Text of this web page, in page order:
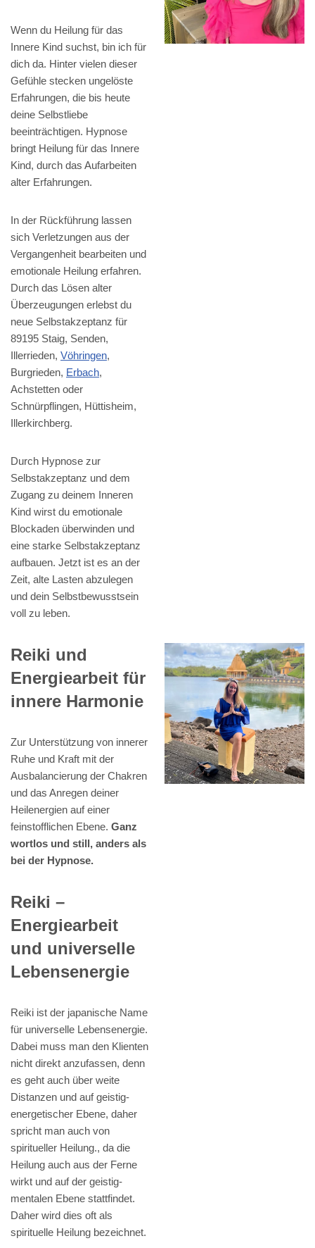
Wenn du Heilung für das
Innere Kind suchst, bin ich für
dich da. Hinter vielen dieser
Gefühle stecken ungelöste
Erfahrungen, die bis heute
deine Selbstliebe
beeinträchtigen. Hypnose
bringt Heilung für das Innere
Kind, durch das Aufarbeiten
alter Erfahrungen.
In der Rückführung lassen
sich Verletzungen aus der
Vergangenheit bearbeiten und
emotionale Heilung erfahren.
Durch das Lösen alter
Überzeugungen erlebst du
neue Selbstakzeptanz für
89195 Staig, Senden,
Illerrieden, Vöhringen,
Burgrieden, Erbach,
Achstetten oder
Schnürpflingen, Hüttisheim,
Illerkirchberg.
Durch Hypnose zur
Selbstakzeptanz und dem
Zugang zu deinem Inneren
Kind wirst du emotionale
Blockaden überwinden und
eine starke Selbstakzeptanz
aufbauen. Jetzt ist es an der
Zeit, alte Lasten abzulegen
und dein Selbstbewusstsein
voll zu leben.
Reiki und
Energiearbeit für
innere Harmonie
Zur Unterstützung von innerer
Ruhe und Kraft mit der
Ausbalancierung der Chakren
und das Anregen deiner
Heilenergien auf einer
feinstofflichen Ebene. Ganz
wortlos und still, anders als
bei der Hypnose.
Reiki –
Energiearbeit
und universelle
Lebensenergie
Reiki ist der japanische Name
für universelle Lebensenergie.
Dabei muss man den Klienten
nicht direkt anzufassen, denn
es geht auch über weite
Distanzen und auf geistig-
energetischer Ebene, daher
spricht man auch von
spiritueller Heilung., da die
Heilung auch aus der Ferne
wirkt und auf der geistig-
mentalen Ebene stattfindet.
Daher wird dies oft als
spirituelle Heilung bezeichnet.